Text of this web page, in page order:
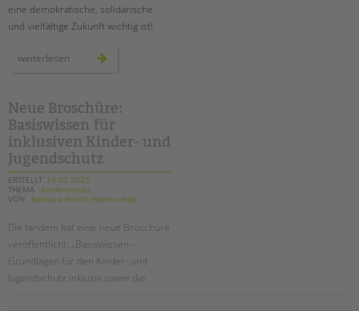
schoolcoach BTL
tandem international
KARRIERE
tandem als Arbeitgeberin
NEWS/BLOG
unkuerzbar
Briefe an Kai
PRESSE
Magazin
KONTAKT
eine demokratische, solidarische
und vielfältige Zukunft wichtig ist!
weiterlesen
wählen!
Neue Broschüre:
Basiswissen für
inklusiven Kinder- und
Jugendschutz
ERSTELLT 19.02.2025
THEMA
Kinderschutz
VON
Barbara Brecht-Hadraschek
Die tandem hat eine neue Broschüre
veröffentlicht: „Basiswissen –
Grundlagen für den Kinder- und
Jugendschutz inklusiv sowie die